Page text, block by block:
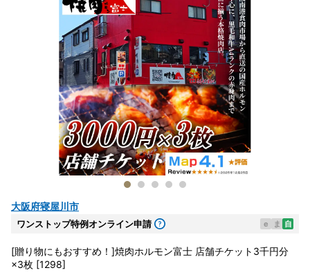
大阪府寝屋川市
ワンストップ特例オンライン申請 e ま 自
[贈り物にもおすすめ！]焼肉ホルモン富士 店舗チケット3千円分
×3枚 [1298]